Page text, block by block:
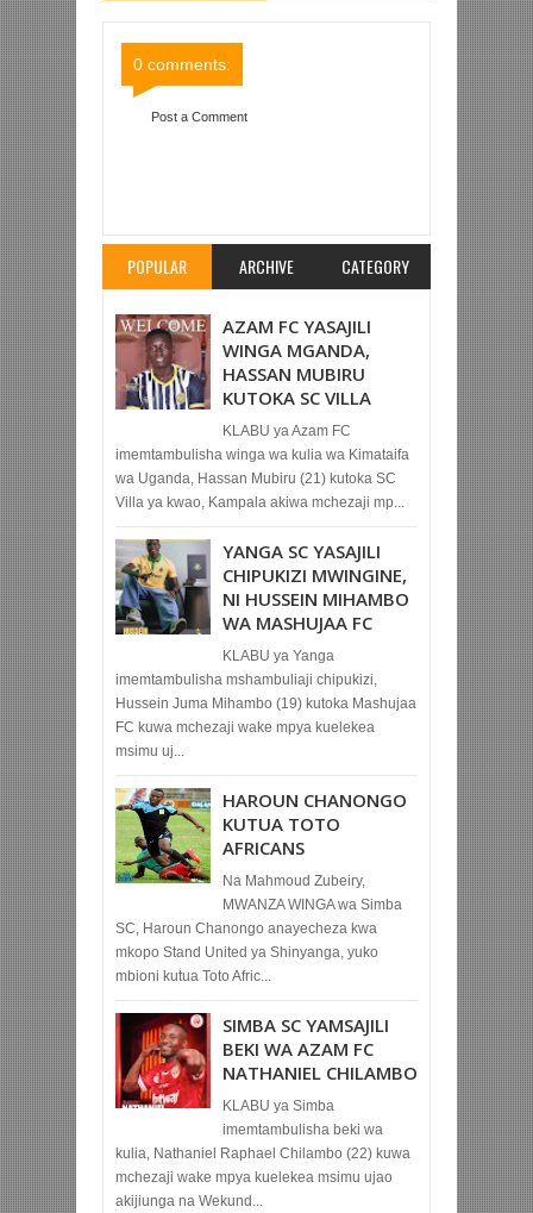
0 comments:
Post a Comment
POPULAR ARCHIVE CATEGORY
AZAM FC YASAJILI
WINGA MGANDA,
HASSAN MUBIRU
KUTOKA SC VILLA
KLABU ya Azam FC
imemtambulisha winga wa kulia wa Kimataifa
wa Uganda, Hassan Mubiru (21) kutoka SC
Villa ya kwao, Kampala akiwa mchezaji mp...
YANGA SC YASAJILI
CHIPUKIZI MWINGINE,
NI HUSSEIN MIHAMBO
WA MASHUJAA FC
KLABU ya Yanga
imemtambulisha mshambuliaji chipukizi,
Hussein Juma Mihambo (19) kutoka Mashujaa
FC kuwa mchezaji wake mpya kuelekea
msimu uj...
HAROUN CHANONGO
KUTUA TOTO
AFRICANS
Na Mahmoud Zubeiry,
MWANZA WINGA wa Simba
SC, Haroun Chanongo anayecheza kwa
mkopo Stand United ya Shinyanga, yuko
mbioni kutua Toto Afric...
SIMBA SC YAMSAJILI
BEKI WA AZAM FC
NATHANIEL CHILAMBO
KLABU ya Simba
imemtambulisha beki wa
kulia, Nathaniel Raphael Chilambo (22) kuwa
mchezaji wake mpya kuelekea msimu ujao
akijiunga na Wekund...